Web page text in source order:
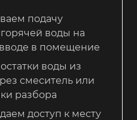
подачу
воды на
в помещение
воды из
смеситель или
разбора
доступ к месту